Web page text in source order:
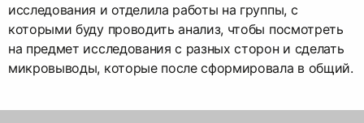
исследования и отделила работы на группы, с
которыми буду проводить анализ, чтобы посмотреть
на предмет исследования с разных сторон и сделать
микровыводы, которые после сформировала в общий.